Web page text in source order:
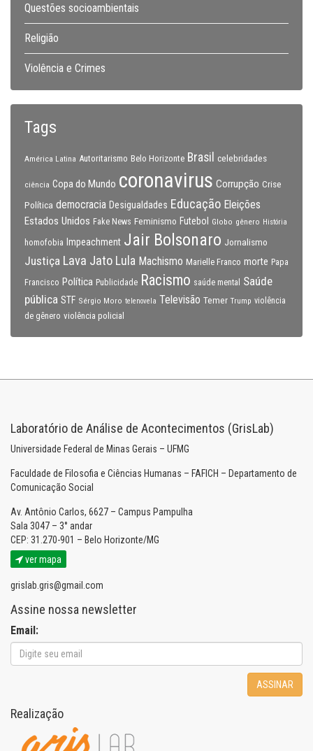
Questões socioambientais
Religião
Violência e Crimes
Tags
América Latina Autoritarismo Belo Horizonte Brasil celebridades
ciência Copa do Mundo coronavirus Corrupção Crise
Política democracia Desigualdades Educação Eleições
Estados Unidos Fake News Feminismo Futebol Globo gênero História
homofobia Impeachment Jair Bolsonaro Jornalismo
Justiça Lava Jato Lula Machismo Marielle Franco morte Papa
Francisco Política Publicidade Racismo saúde mental
Saúde
pública STF Sérgio Moro telenovela Televisão Temer Trump violência
de gênero violência policial
Laboratório de Análise de Acontecimentos (GrisLab)
Universidade Federal de Minas Gerais – UFMG
Faculdade de Filosofia e Ciências Humanas – FAFICH – Departamento de
Comunicação Social
Av. Antônio Carlos, 6627 – Campus Pampulha
Sala 3047 – 3° andar
CEP: 31.270-901 – Belo Horizonte/MG
ver mapa
grislab.gris@gmail.com
Assine nossa newsletter
Email:
ASSINAR
Realização